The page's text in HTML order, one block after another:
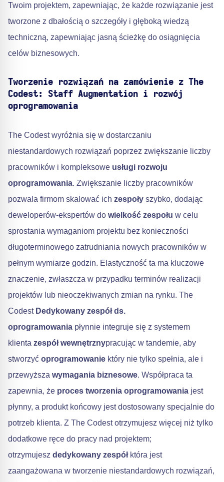
Twoim projektem, zapewniając, że każde rozwiązanie jest
tworzone z dbałością o szczegóły i głęboką wiedzą
techniczną, zapewniając jasną ścieżkę do osiągnięcia
celów biznesowych.
Tworzenie rozwiązań na zamówienie z The
Codest: Staff Augmentation i rozwój
oprogramowania
The Codest wyróżnia się w dostarczaniu
niestandardowych rozwiązań poprzez zwiększanie liczby
pracowników i kompleksowe usługi rozwoju
oprogramowania. Zwiększanie liczby pracowników
pozwala firmom skalować ich zespoły szybko, dodając
deweloperów-ekspertów do wielkość zespołu w celu
sprostania wymaganiom projektu bez konieczności
długoterminowego zatrudniania nowych pracowników w
pełnym wymiarze godzin. Elastyczność ta ma kluczowe
znaczenie, zwłaszcza w przypadku terminów realizacji
projektów lub nieoczekiwanych zmian na rynku. The
Codest Dedykowany zespół ds.
oprogramowania płynnie integruje się z systemem
klienta zespół wewnętrznypracując w tandemie, aby
stworzyć oprogramowanie który nie tylko spełnia, ale i
przewyższa wymagania biznesowe. Współpraca ta
zapewnia, że proces tworzenia oprogramowania jest
płynny, a produkt końcowy jest dostosowany specjalnie do
potrzeb klienta. Z The Codest otrzymujesz więcej niż tylko
dodatkowe ręce do pracy nad projektem;
otrzymujesz dedykowany zespółktóra jest
zaangażowana w tworzenie niestandardowych rozwiązań,